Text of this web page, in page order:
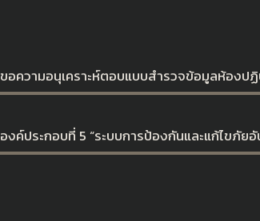
ขอความอนุเคราะห์ตอบแบบสำรวจข้อมูลห้องป
องค์ประกอบที่ 5 “ระบบการป้องกันและแก้ไขภั